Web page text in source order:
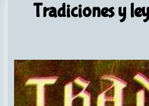
Tradiciones y